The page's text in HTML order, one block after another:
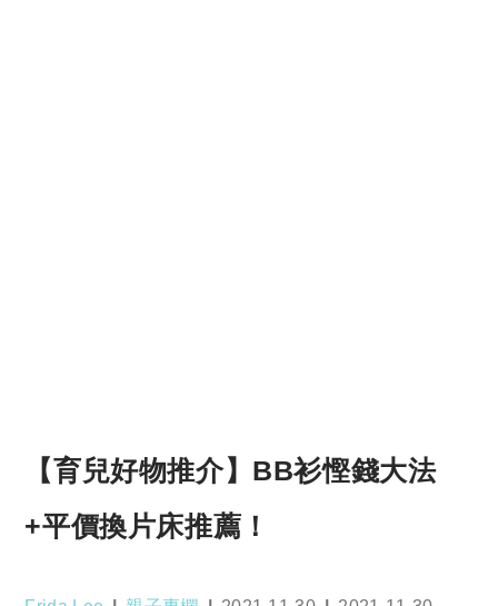
【育兒好物推介】BB衫慳錢大法
+平價換片床推薦！